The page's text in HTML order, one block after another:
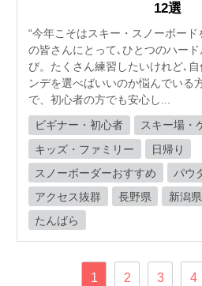
12選
“今年こそはスキー・スノーボー
の皆さんにとって､ひとつのハー
び。たくさん練習したいけれど､
ンデを選べばいいのか悩んでいる
で、初心者の方でも安心し...
ビギナー・初心者
スキー場・
キッズ・ファミリー
日帰り
スノーボーダーおすすめ
パウ
アクセス抜群
長野県 新潟県
たんばら
1 2 3 4